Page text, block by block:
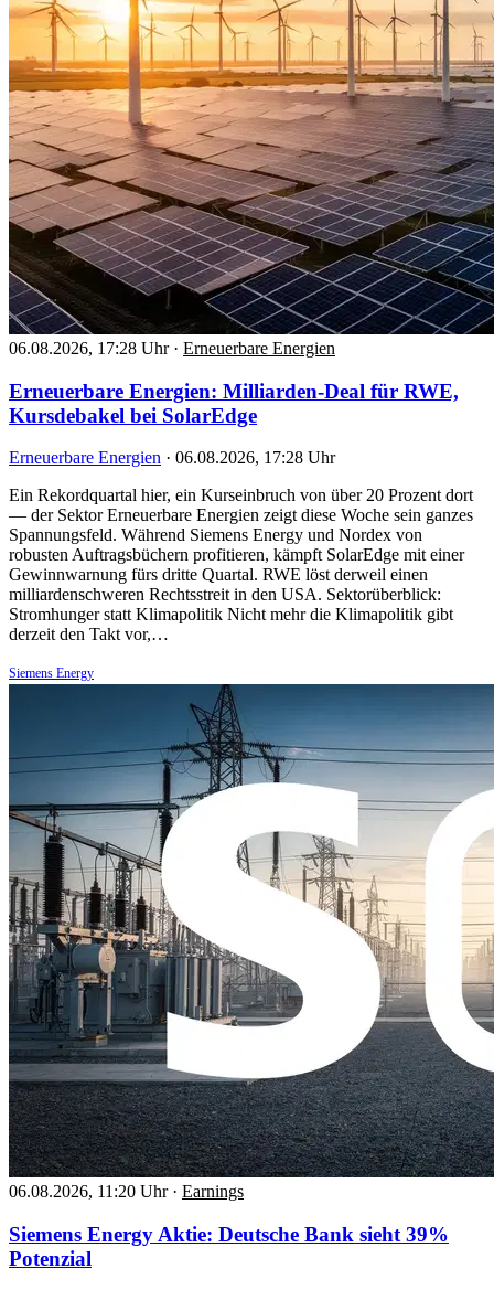
06.08.2026, 17:28 Uhr · Erneuerbare Energien
Erneuerbare Energien: Milliarden-Deal für RWE,
Kursdebakel bei SolarEdge
Erneuerbare Energien · 06.08.2026, 17:28 Uhr
Ein Rekordquartal hier, ein Kurseinbruch von über 20 Prozent dort
— der Sektor Erneuerbare Energien zeigt diese Woche sein ganzes
Spannungsfeld. Während Siemens Energy und Nordex von
robusten Auftragsbüchern profitieren, kämpft SolarEdge mit einer
Gewinnwarnung fürs dritte Quartal. RWE löst derweil einen
milliardenschweren Rechtsstreit in den USA. Sektorüberblick:
Stromhunger statt Klimapolitik Nicht mehr die Klimapolitik gibt
derzeit den Takt vor,…
Siemens Energy
06.08.2026, 11:20 Uhr · Earnings
Siemens Energy Aktie: Deutsche Bank sieht 39%
Potenzial